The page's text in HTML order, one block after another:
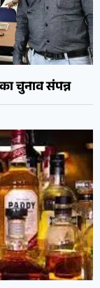
चुनाव संपन्न